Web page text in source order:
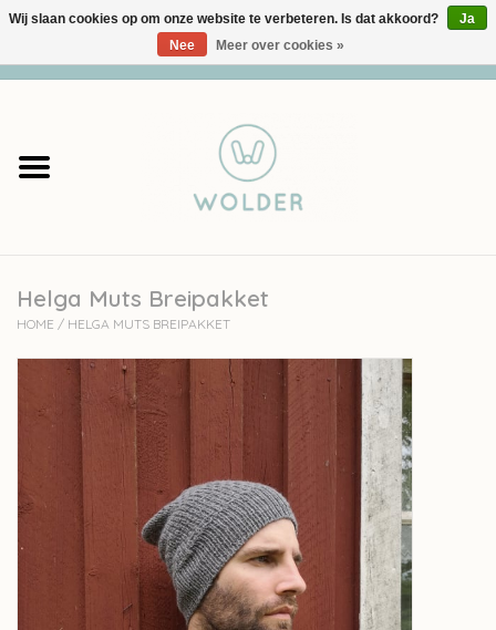
Garens
Accessoires
workshops
Cadeaubon
Helga Muts Breipakket
HOME / HELGA MUTS BREIPAKKET
Wij slaan cookies op om onze website te verbeteren. Is dat akkoord?
Ja
Nee
Meer over cookies »